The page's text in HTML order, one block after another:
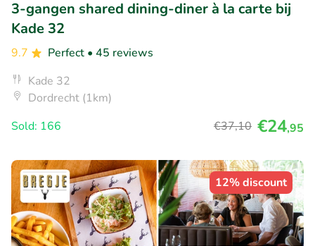
3-gangen shared dining-diner à la carte bij
Kade 32
9.7 Perfect • 45 reviews
Kade 32
Dordrecht (1km)
Sold: 166
€37,10 €24,95
12% discount